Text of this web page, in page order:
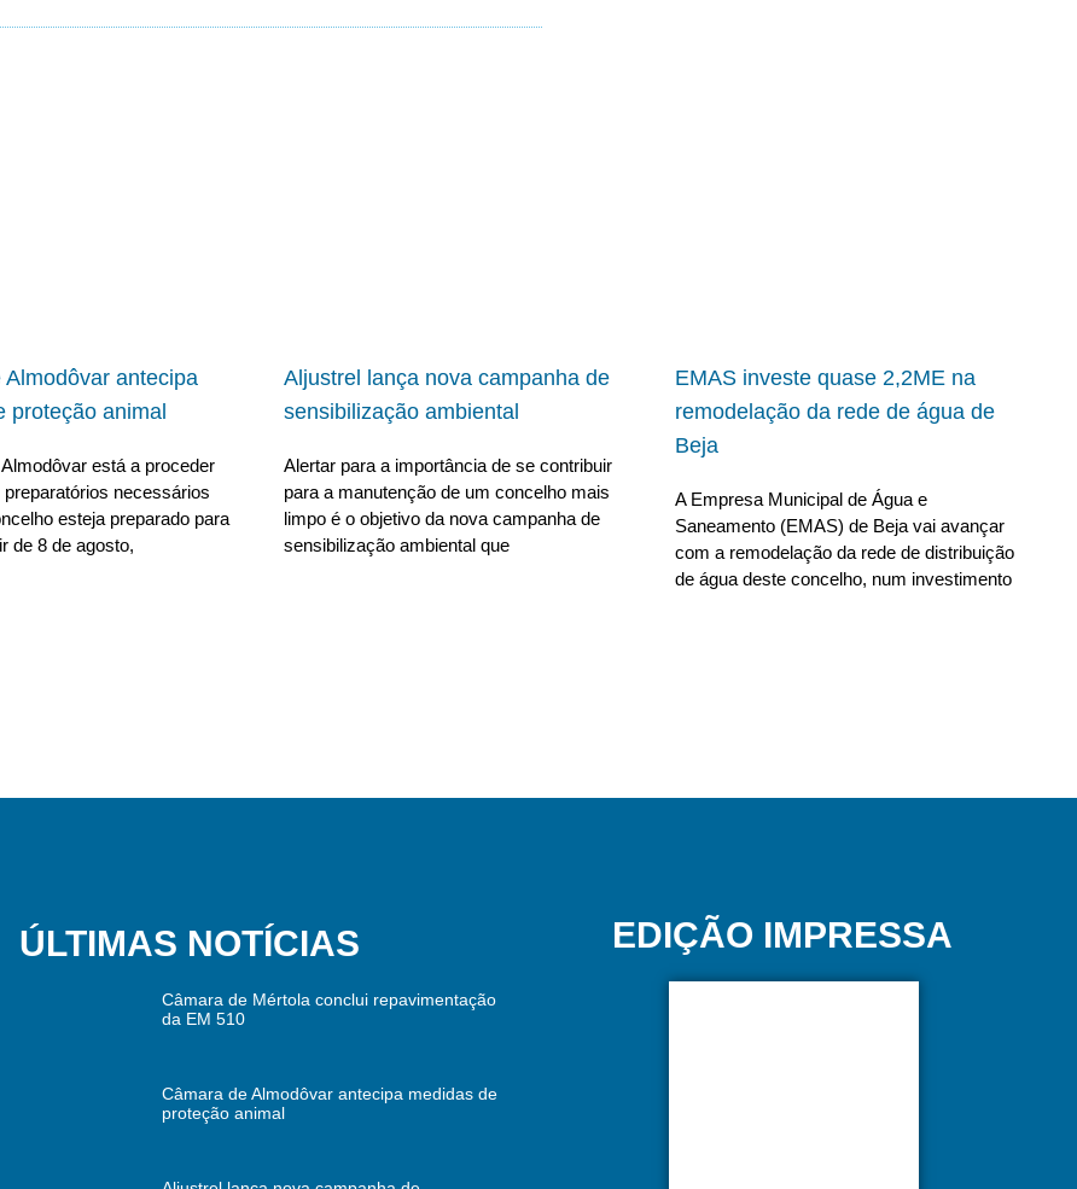
Almodôvar antecipa
proteção animal
está a proceder
necessários
esteja preparado para
de 8 de agosto,
Aljustrel lança nova campanha de
sensibilização ambiental
Alertar para a importância de se contribuir
para a manutenção de um concelho mais
limpo é o objetivo da nova campanha de
sensibilização ambiental que
EMAS investe quase 2,2ME na
remodelação da rede de água de
Beja
A Empresa Municipal de Água e
Saneamento (EMAS) de Beja vai avançar
com a remodelação da rede de distribuição
de água deste concelho, num investimento
ÚLTIMAS NOTÍCIAS
Câmara de Mértola conclui repavimentação
da EM 510
Câmara de Almodôvar antecipa medidas de
proteção animal
EDIÇÃO IMPRESSA